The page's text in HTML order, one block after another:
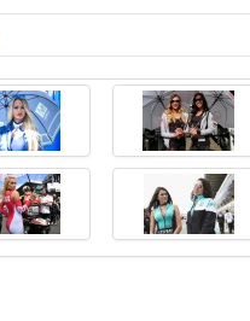
Freitag, 16. Juni